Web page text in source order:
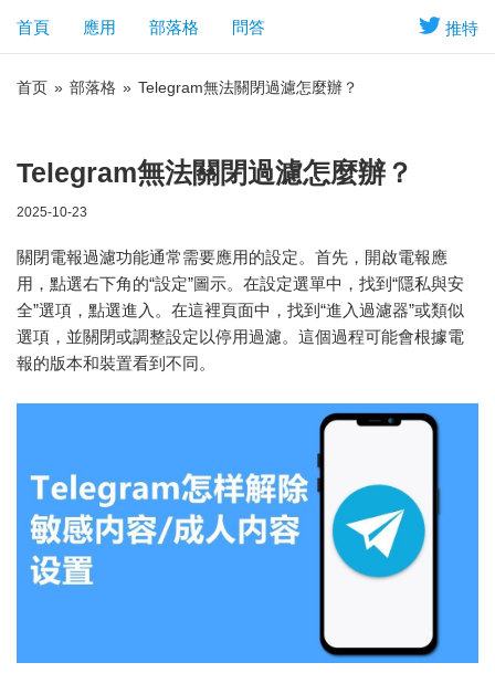
推特
首頁 應用 部落格 問答
首页 » 部落格 » Telegram無法關閉過濾怎麼辦？
Telegram無法關閉過濾怎麼辦？
2025-10-23
關閉電報過濾功能通常需要應用的設定。首先，開啟電報應
用，點選右下角的“設定”圖示。在設定選單中，找到“隱私與安
全”選項，點選進入。在這裡頁面中，找到“進入過濾器”或類似
選項，並關閉或調整設定以停用過濾。這個過程可能會根據電
報的版本和裝置看到不同。